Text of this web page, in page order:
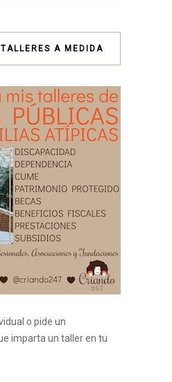
A MEDIDA
o pide un
imparta un taller en tu